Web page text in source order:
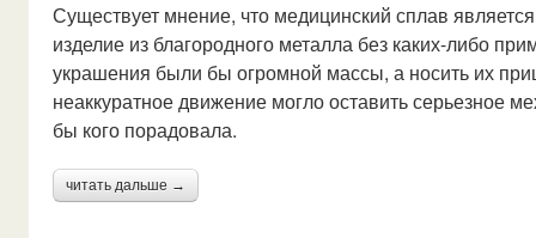
Существует мнение, что медицинский сплав
изделие из благородного металла без каких-либо
украшения были бы огромной массы, а носить их
неаккуратное движение могло оставить серьезное
бы кого порадовала.
читать дальше →